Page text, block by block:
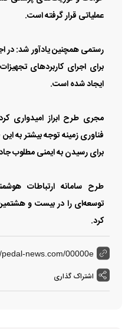
عملیاتی قرار گرفته است.
رستمی همچنین یادآور شد: در
ایجاد شده است.
مجری طرح ابراز امیدواری
فناوری زمینه توجه بیشتر به
برای رسیدن به ایمنی مطلوب جاده‌ها در افق
طرح سامانه ارتباطات
توسعه‌ای را در بیست و
کرد.
pedal-news.com/00000e
اشتراک گذاری